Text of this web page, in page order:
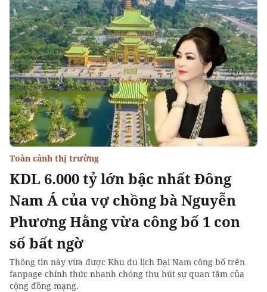
KDL 6.000 tỷ lớn bậc nhất Đông
Nam Á của vợ chồng bà Nguyễn
Phương Hằng vừa công bố 1 con
số bất ngờ
Toàn cảnh thị trường
Thông tin này vừa được Khu du lịch Đại Nam công bố trên
fanpage chính thức nhanh chóng thu hút sự quan tâm của
cộng đồng mạng.